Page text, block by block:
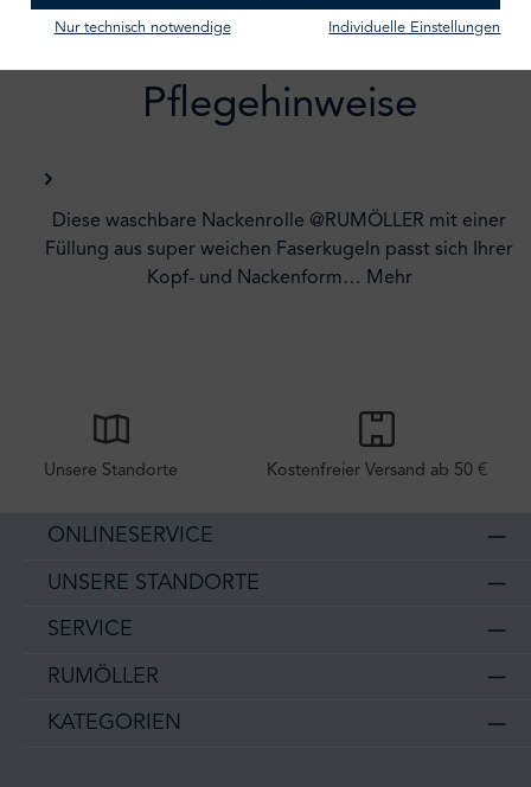
Beschreibung /
Pflegehinweise
Diese waschbare Nackenrolle @RUMÖLLER mit einer
Füllung aus super weichen Faserkugeln passt sich Ihrer
Kopf- und Nackenform… Mehr
Unsere Standorte Kostenfreier Versand ab 50 €
ONLINESERVICE
UNSERE STANDORTE
SERVICE
RUMÖLLER
KATEGORIEN
Nur technisch notwendige Individuelle Einstellungen